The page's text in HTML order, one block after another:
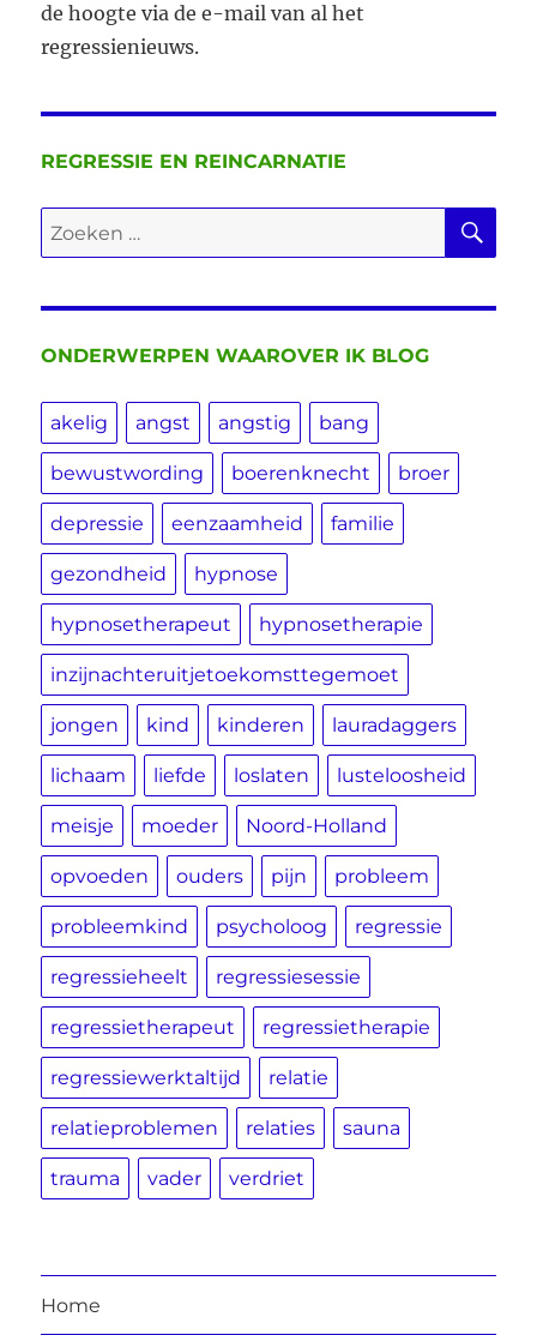
de hoogte via de e-mail van al het
regressienieuws.
REGRESSIE EN REINCARNATIE
Zoeken
naar:
ONDERWERPEN WAAROVER IK BLOG
akelig angst angstig bang
bewustwording boerenknecht broer
depressie eenzaamheid familie
gezondheid hypnose
hypnosetherapeut hypnosetherapie
inzijnachteruitjetoekomsttegemoet
jongen kind kinderen lauradaggers
lichaam liefde loslaten lusteloosheid
meisje moeder Noord-Holland
opvoeden ouders pijn probleem
probleemkind psycholoog regressie
regressieheelt regressiesessie
regressietherapeut regressietherapie
regressiewerktaltijd relatie
relatieproblemen relaties sauna
trauma vader verdriet
Home